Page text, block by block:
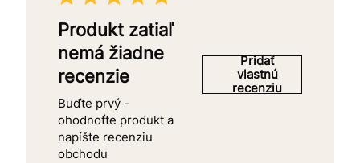
Produkt zatiaľ
nemá žiadne
recenzie
Buďte prvý -
ohodnoťte produkt a
napíšte recenziu
obchodu
Pridať
vlastnú
recenziu